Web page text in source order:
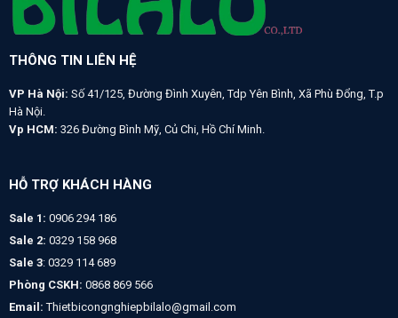
THÔNG TIN LIÊN HỆ
VP Hà Nội: Số 41/125, Đường Đình Xuyên, Tdp Yên Bình, Xã Phù Đổng, T.p
Hà Nội.
Vp HCM: 326 Đường Bình Mỹ, Củ Chi, Hồ Chí Minh.
HỖ TRỢ KHÁCH HÀNG
Sale 1: 0906 294 186
Sale 2: 0329 158 968
Sale 3: 0329 114 689
Phòng CSKH: 0868 869 566
Email: Thietbicongnghiepbilalo@gmail.com